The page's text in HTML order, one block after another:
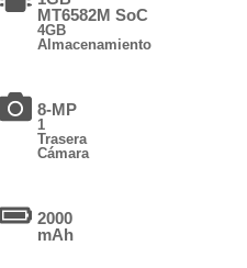
MT6582M SoC
4GB
Almacenamiento
8-MP
1
Trasera
Cámara
2000
mAh